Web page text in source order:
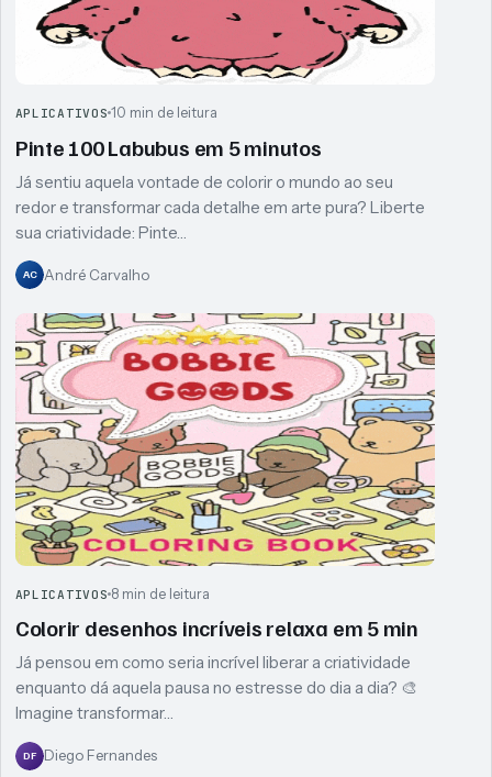
APLICATIVOS 10 min de leitura
Pinte 100 Labubus em 5 minutos
Já sentiu aquela vontade de colorir o mundo ao seu
redor e transformar cada detalhe em arte pura? Liberte
sua criatividade: Pinte…
AC André Carvalho
APLICATIVOS 8 min de leitura
Colorir desenhos incríveis relaxa em 5 min
Já pensou em como seria incrível liberar a criatividade
enquanto dá aquela pausa no estresse do dia a dia? 🎨
Imagine transformar…
DF Diego Fernandes